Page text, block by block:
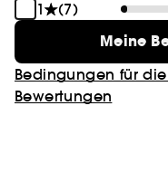
1
(7)
Meine
Bedingungen für
Bewertungen